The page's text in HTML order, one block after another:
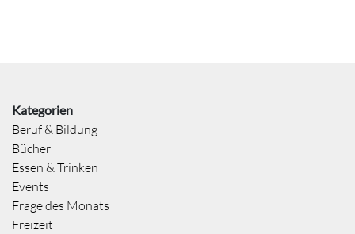
Kategorien
Beruf & Bildung
Bücher
Essen & Trinken
Events
Frage des Monats
Freizeit